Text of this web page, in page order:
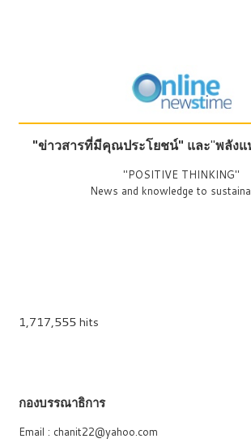
"ข่าวสารที่มีคุณประโยชน์" และ"พลังแ
"POSITIVE THINKING"
News and knowledge to
1,717,555 hits
กองบรรณาธิการ
Email : chanit22@yahoo.com